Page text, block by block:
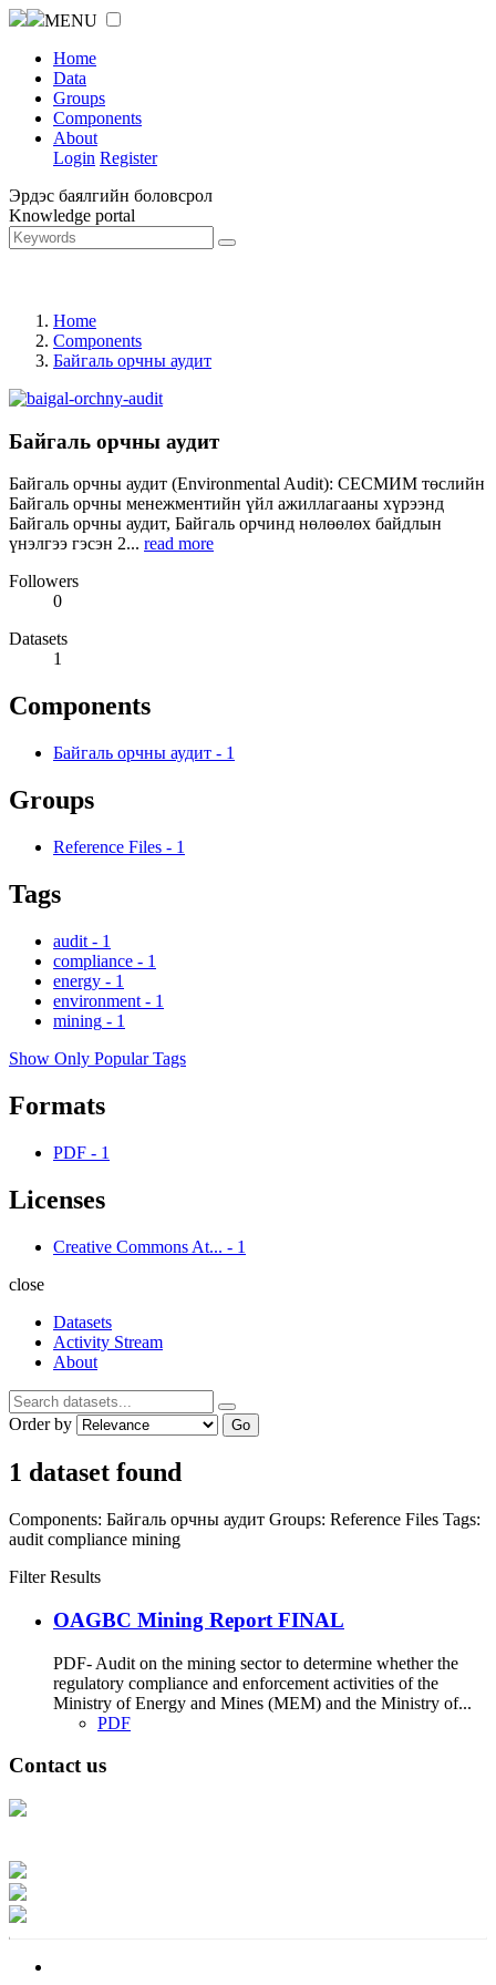
MENU
Home
Data
Groups
Components
About
Login Register
Эрдэс баялгийн боловсрол
Knowledge portal
Home
Components
Байгаль орчны аудит
Байгаль орчны аудит
Байгаль орчны аудит (Environmental Audit): СЕСМИМ төслийн
Байгаль орчны менежментийн үйл ажиллагааны хүрээнд
Байгаль орчны аудит, Байгаль орчинд нөлөөлөх байдлын
үнэлгээ гэсэн 2... read more
Followers
0
Datasets
1
Components
Байгаль орчны аудит - 1
Groups
Reference Files - 1
Tags
audit - 1
compliance - 1
energy - 1
environment - 1
mining - 1
Show Only Popular Tags
Formats
PDF - 1
Licenses
Creative Commons At... - 1
close
Datasets
Activity Stream
About
Order by Go
1 dataset found
Components: Байгаль орчны аудит Groups: Reference Files Tags:
audit compliance mining
Filter Results
OAGBC Mining Report FINAL
PDF- Audit on the mining sector to determine whether the
regulatory compliance and enforcement activities of the
Ministry of Energy and Mines (MEM) and the Ministry of...
PDF
Contact us